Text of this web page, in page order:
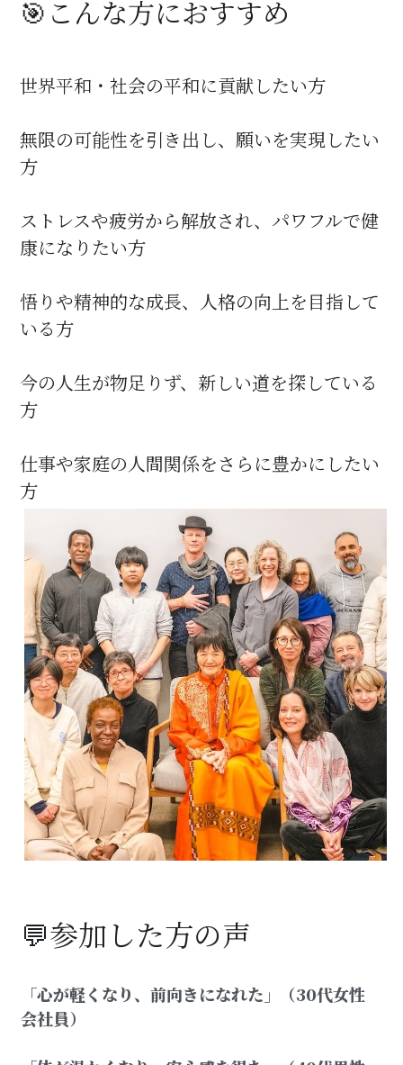
🎯こんな方におすすめ
世界平和・社会の平和に貢献したい方
無限の可能性を引き出し、願いを実現したい
方
ストレスや疲労から解放され、パワフルで健
康になりたい方
悟りや精神的な成長、人格の向上を目指して
いる方
今の人生が物足りず、新しい道を探している
方
仕事や家庭の人間関係をさらに豊かにしたい
方
💬参加した方の声
「心が軽くなり、前向きになれた」（30代女性
会社員）